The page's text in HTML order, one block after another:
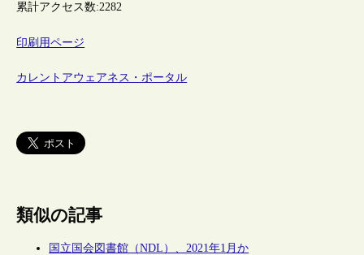
累計アクセス数:2282
印刷用ページ
カレントアウェアネス・ポータル
類似の記事
国立国会図書館（NDL）、2021年1月か